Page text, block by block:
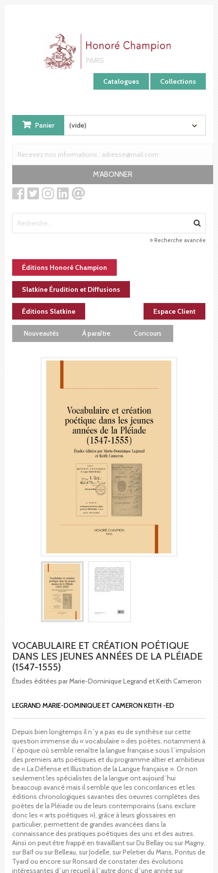
Catalogues Collections
Panier (vide)
M'ABONNER
Recherche avancée
Éditions Honoré Champion
Slatkine Érudition et Diffusions
Éditions Slatkine Espace Client
Nouveautés À paraître Concours
VOCABULAIRE ET CRÉATION POÉTIQUE
DANS LES JEUNES ANNÉES DE LA PLÉIADE
(1547-1555)
Études éditées par Marie-Dominique Legrand et Keith Cameron
LEGRAND MARIE-DOMINIQUE ET CAMERON KEITH -ED
Depuis bien longtemps il n`y a pas eu de synthèse sur cette
question immense du « vocabulaire » des poètes, notamment à
l`époque où semble renaître la langue française sous l`impulsion
des premiers arts poétiques et du programme altier et ambitieux
de « La Défense et Illustration de la Langue française ». Or non
seulement les spécialistes de la langue ont aujourd`hui
beaucoup avancé mais il semble que les concordances et les
éditions chronologiques savantes des oeuvres complètes des
poètes de la Pléiade ou de leurs contemporains (sans exclure
donc les « arts poétiques »), grâce à leurs glossaires en
particulier, permettent de grandes avancées dans la
connaissance des pratiques poétiques des uns et des autres.
Ainsi on peut être frappé en travaillant sur Du Bellay ou sur Magny,
sur Baïf ou sur Belleau, sur Jodelle, sur Peletier du Mans, Pontus de
Tyard ou encore sur Ronsard de constater des évolutions
intéressantes d`un recueil à l`autre donc d`une année sur